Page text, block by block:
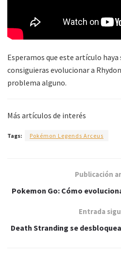
Esperamos que este artículo haya
consiguieras evolucionar a
problema alguno.
Más artículos de interés
Tags: Pokémon Legends Arceus
Publicación
Pokemon Go: Cómo
Entrada
Death Stranding se